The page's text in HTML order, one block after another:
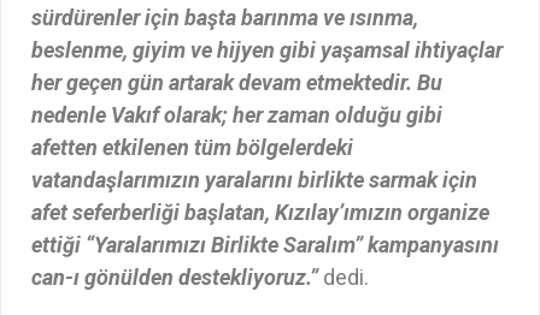
sürdürenler için başta barınma ve ısınma,
beslenme, giyim ve hijyen gibi yaşamsal ihtiyaçlar
her geçen gün artarak devam etmektedir. Bu
nedenle Vakıf olarak; her zaman olduğu gibi
afetten etkilenen tüm bölgelerdeki
vatandaşlarımızın yaralarını birlikte sarmak için
afet seferberliği başlatan, Kızılay’ımızın organize
ettiği “Yaralarımızı Birlikte Saralım”kampanyasını
can-ı gönülden destekliyoruz.”dedi.